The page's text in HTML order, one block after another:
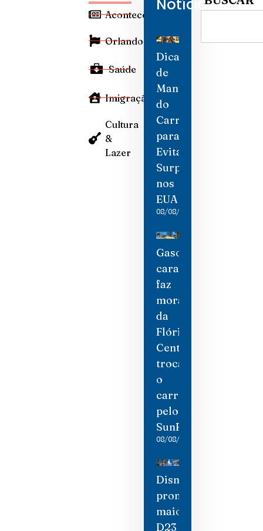
Aconteceu
Orlando
Saúde
Imigração
Cultura
&
Lazer
Notícias
Dicas
de
Manutenção
do
Carro
para
Evitar
Surpresas
nos
EUA
08/08/2026
Gasolina
cara
faz
moradores
da
Flórida
Central
trocarem
o
carro
pelo
SunRail
08/08/2026
Disney
promete
maior
D23